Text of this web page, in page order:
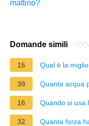
mattino?
Domande simili
15 Qual è la
39 Quanta acqua
16 Quando si usa
32 Quanta forza